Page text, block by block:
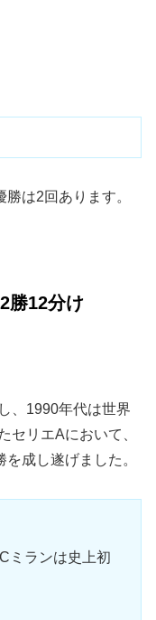
は2回あります。
勝12分け
、1990年代は世界
セリエAにおいて、
を成し遂げました。
ミランは史上初